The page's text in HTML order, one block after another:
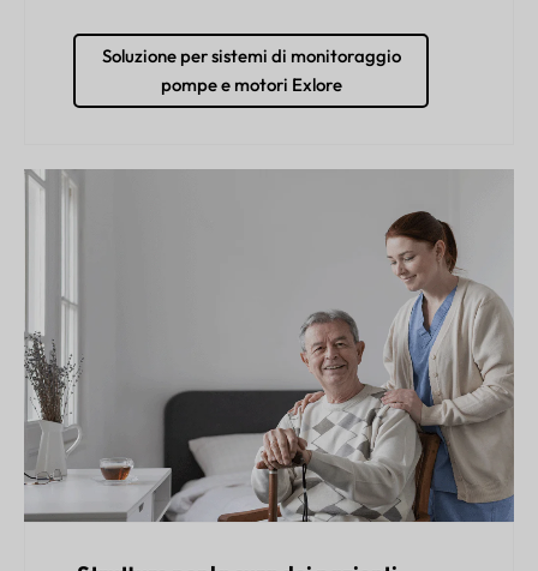
Soluzione per sistemi di monitoraggio
pompe e motori Exlore